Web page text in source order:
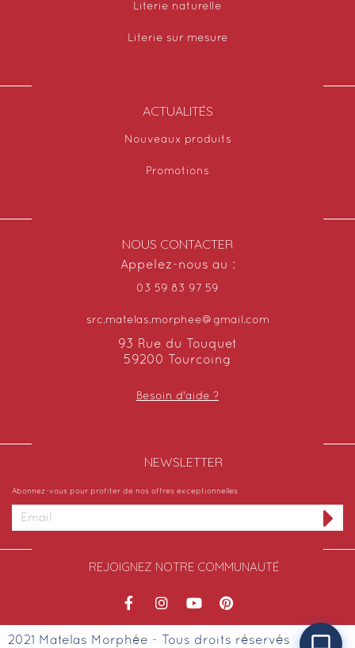
Literie naturelle
Literie sur mesure
ACTUALITÉS
Nouveaux produits
Promotions
NOUS CONTACTER
Appelez-nous au :
03 59 83 97 59
src.matelas.morphee@gmail.com
93 Rue du Touquet
59200 Tourcoing
Besoin d'aide ?
NEWSLETTER​
Abonnez-vous pour profiter de nos offres exceptionnelles
REJOIGNEZ NOTRE COMMUNAUTÉ
2021 Matelas Morphée - Tous droits réservés